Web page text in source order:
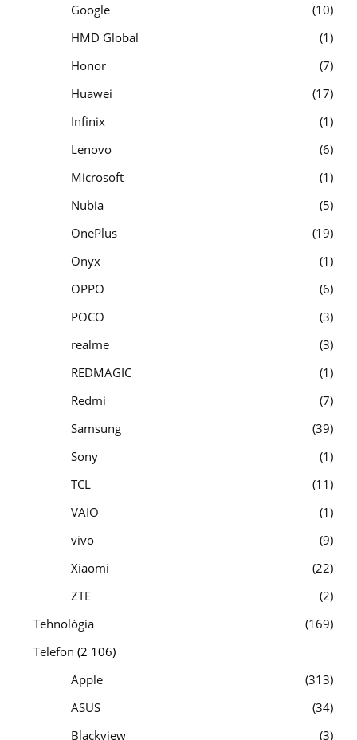
Google
10
HMD Global
1
Honor
7
Huawei
17
Infinix
1
Lenovo
6
Microsoft
1
Nubia
5
OnePlus
19
Onyx
1
OPPO
6
POCO
3
realme
3
REDMAGIC
1
Redmi
7
Samsung
39
Sony
1
TCL
11
VAIO
1
vivo
9
Xiaomi
22
ZTE
2
Tehnológia
169
Telefon (2 106)
Apple
313
ASUS
34
Blackview
3